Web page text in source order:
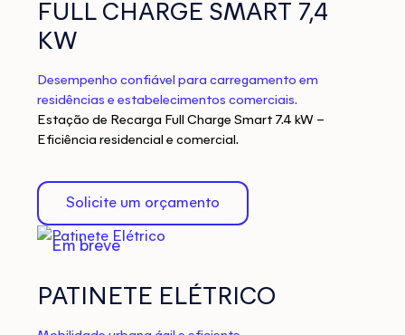
FULL CHARGE SMART 7,4
KW
Desempenho confiável para carregamento em
residências e estabelecimentos comerciais.
Estação de Recarga Full Charge Smart 7.4 kW –
Eficiência residencial e comercial.
Solicite um orçamento
Em breve
PATINETE ELÉTRICO